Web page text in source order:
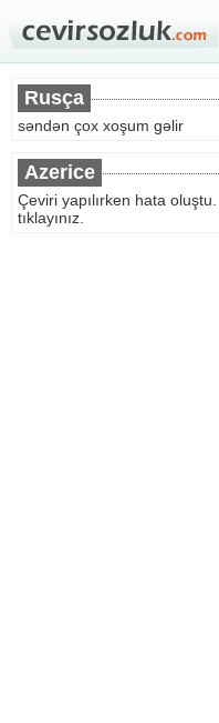
Rusça
səndən çox xoşum gəlir
Azerice
Çeviri yapılırken hata
tıklayınız.